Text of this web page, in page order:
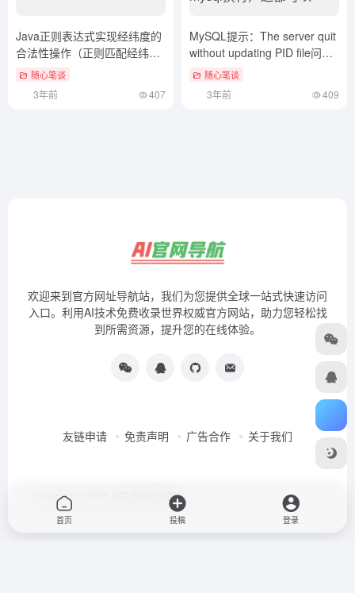
Java正则表达式实现经纬度的
合法性操作（正则匹配经纬度
的方法）这样也行？
随心笔谈
3年前 407
MySQL提示：The server quit
without updating PID file问题
的解决办法（命令提示符的
随心笔谈
3年前 409
欢迎来到官方网址导航站，我们为您提供全球一站式快速访问
入口。利用AI技术免费收录世界权威官方网站，助力您轻松找
到所需资源，提升您的在线体验。
友链申请 免责声明 广告合作 关于我们
Copyright © 2026 AI官方网址导航站
首页 投稿 登录